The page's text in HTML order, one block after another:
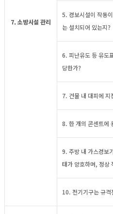
7. 소방시설 관리
5. 경보시설이 작동
는 설치되어 있는지?
6. 피난유도 등 유도
당한가?
7. 건물 내 대피에 지
8. 한 개의 콘센트에
9. 주방 내 가스경보
태가 양호하며, 정상
10. 전기기구는 규격